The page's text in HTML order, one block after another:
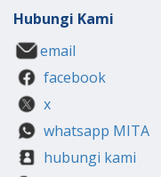
Hubungi Kami
email
facebook
x
whatsapp MITA
hubungi kami